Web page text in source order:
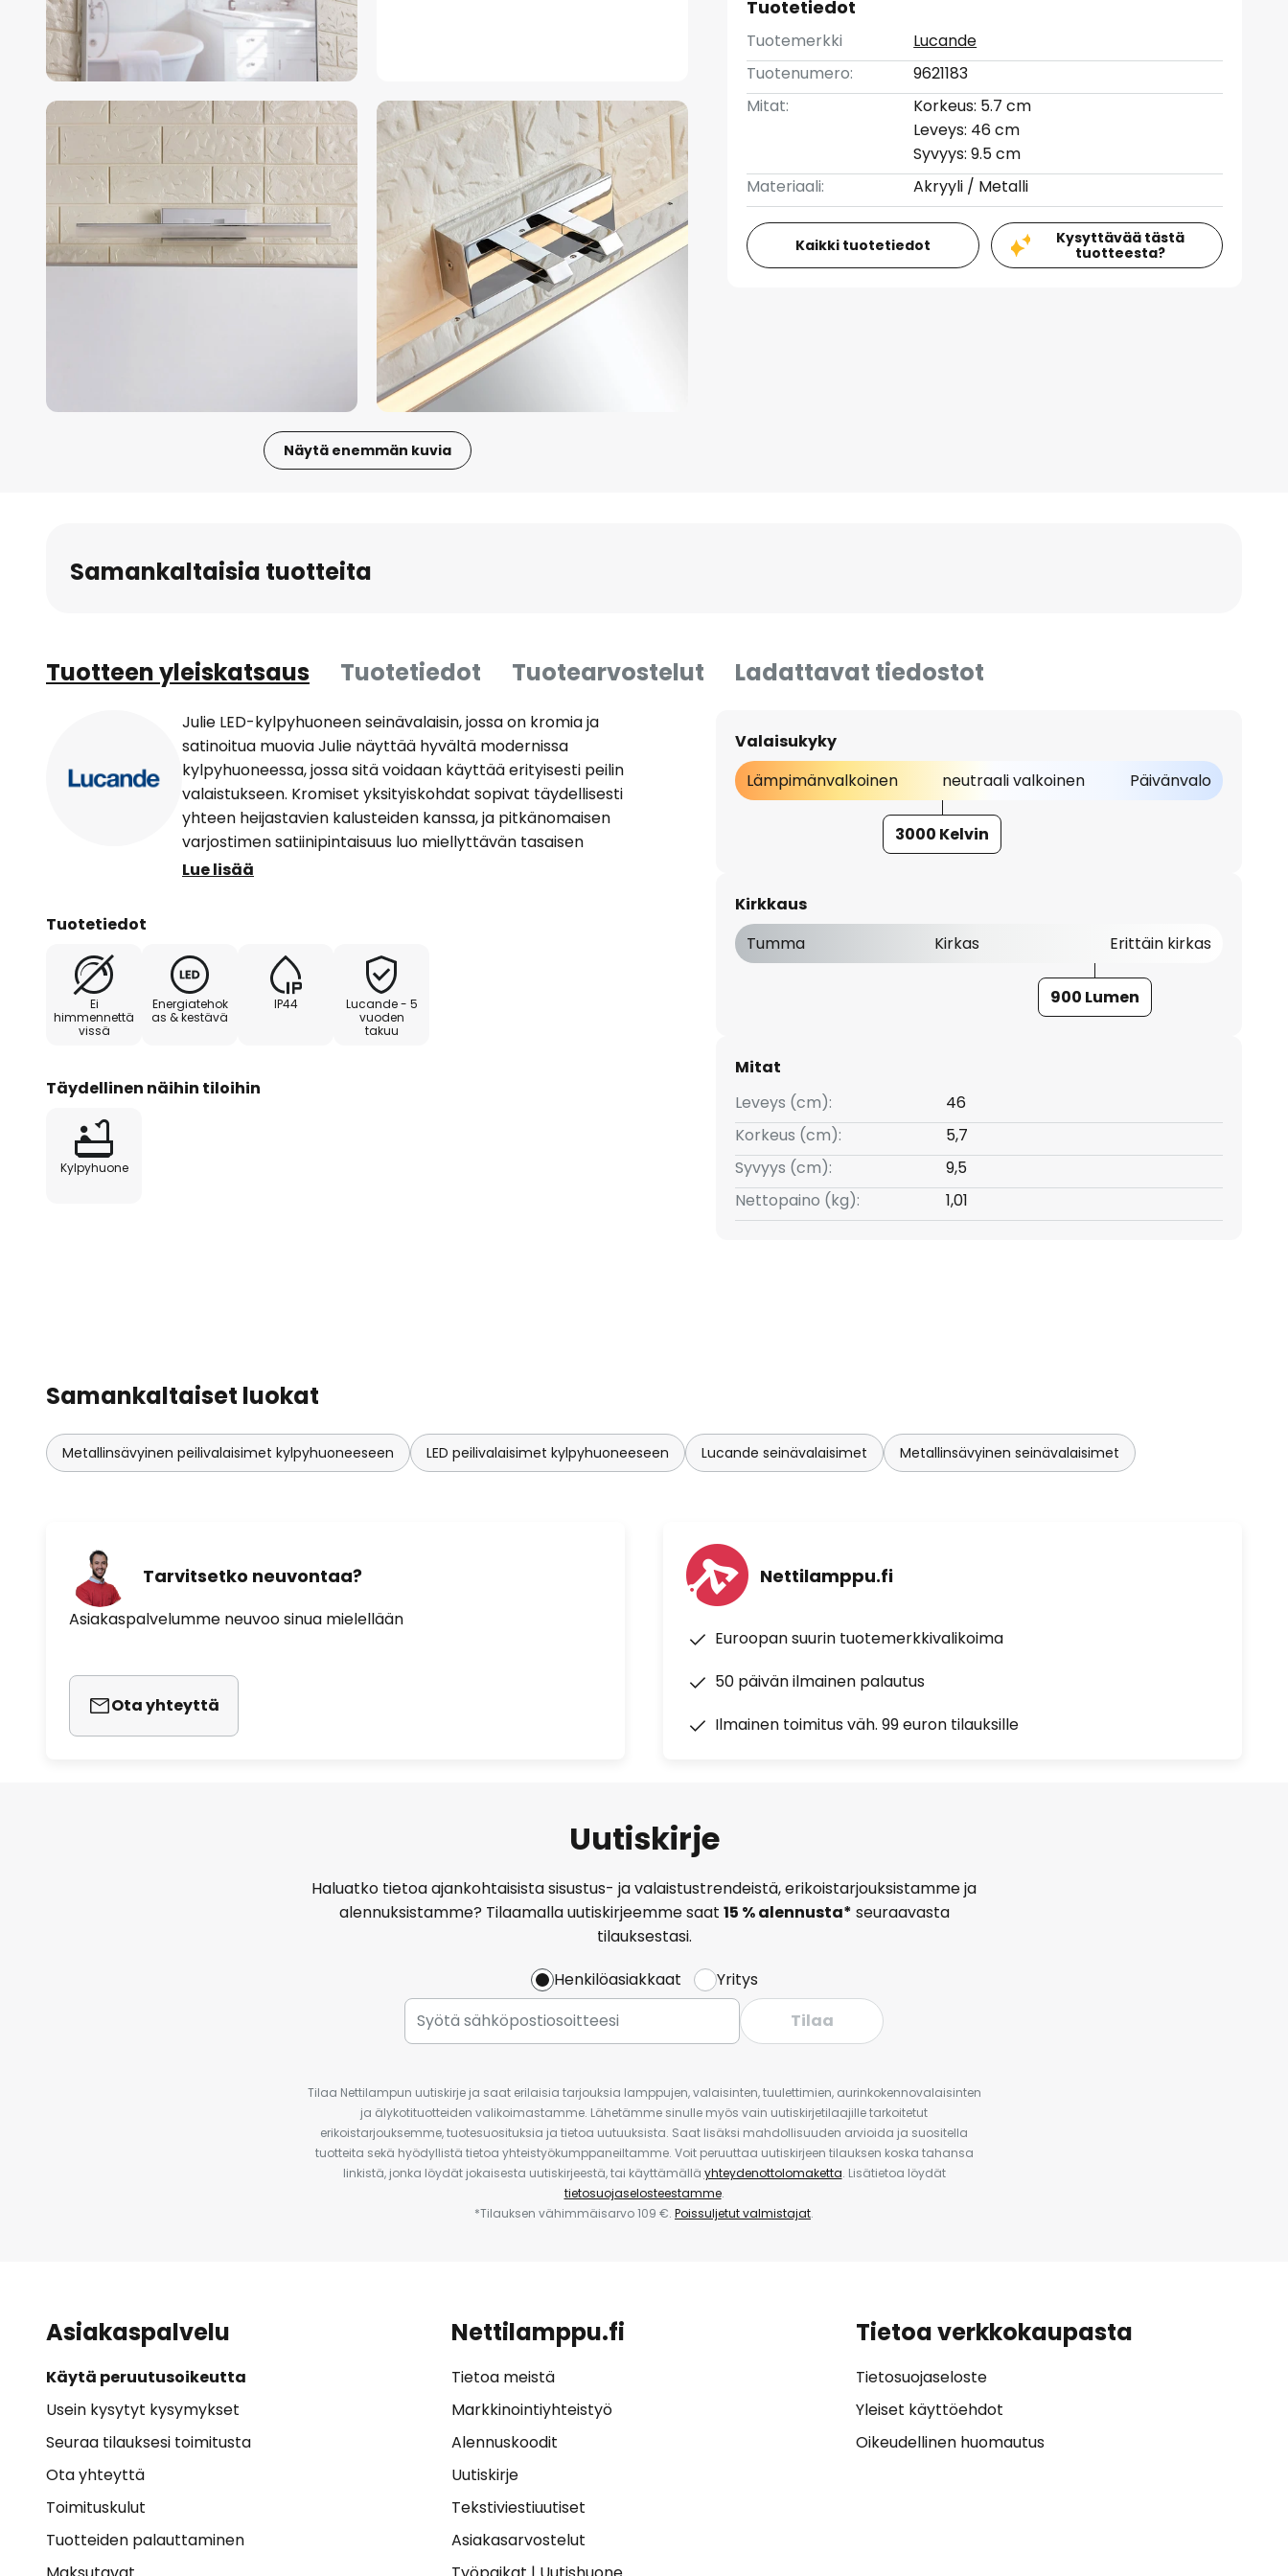
Näytä enemmän kuvia
Tuotetiedot
Tuotemerkki
Lucande
Tuotenumero:
9621183
Mitat:
Korkeus: 5.7 cm
Leveys: 46 cm
Syvyys: 9.5 cm
Materiaali:
Akryyli / Metalli
Kaikki tuotetiedot
Kysyttävää tästä
tuotteesta?
Samankaltaisia tuotteita
Tuotteen yleiskatsaus Tuotetiedot Tuotearvostelut Ladattavat tiedostot
Julie LED-kylpyhuoneen seinävalaisin, jossa on kromia ja
satinoitua muovia Julie näyttää hyvältä modernissa
kylpyhuoneessa, jossa sitä voidaan käyttää erityisesti peilin
valaistukseen. Kromiset yksityiskohdat sopivat täydellisesti
yhteen heijastavien kalusteiden kanssa, ja pitkänomaisen
varjostimen satiinipintaisuus luo miellyttävän tasaisen
valonjakautuman. LED-kylpyhuoneen seinävalaisin tekee
Lue lisää
Tuotetiedot
Ei
himmennettä
vissä
Energiatehok
as & kestävä
IP44
Lucande - 5
vuoden
takuu
Täydellinen näihin tiloihin
Kylpyhuone
Valaisukyky
Lämpimänvalkoinen
neutraali valkoinen Päivänvalo
3000 Kelvin
Kirkkaus
Tumma
Kirkas Erittäin kirkas
900 Lumen
Mitat
Leveys (cm):
46
Korkeus (cm):
5,7
Syvyys (cm):
9,5
Nettopaino (kg):
1,01
Samankaltaiset luokat
Metallinsävyinen peilivalaisimet kylpyhuoneeseen LED peilivalaisimet kylpyhuoneeseen Lucande seinävalaisimet Metallinsävyinen seinävalaisimet
Tarvitsetko neuvontaa?
Asiakaspalvelumme neuvoo sinua mielellään
Ota yhteyttä
Nettilamppu.fi
Euroopan suurin tuotemerkkivalikoima
50 päivän ilmainen palautus
Ilmainen toimitus väh. 99 euron tilauksille
Uutiskirje
Haluatko tietoa ajankohtaisista sisustus- ja valaistustrendeistä, erikoistarjouksistamme ja
alennuksistamme? Tilaamalla uutiskirjeemme saat 15 % alennusta* seuraavasta
tilauksestasi.
Henkilöasiakkaat
Yritys
Tilaa
Tilaa Nettilampun uutiskirje ja saat erilaisia tarjouksia lamppujen, valaisinten, tuulettimien, aurinkokennovalaisinten
ja älykotituotteiden valikoimastamme. Lähetämme sinulle myös vain uutiskirjetilaajille tarkoitetut
erikoistarjouksemme, tuotesuosituksia ja tietoa uutuuksista. Saat lisäksi mahdollisuuden arvioida ja suositella
tuotteita sekä hyödyllistä tietoa yhteistyökumppaneiltamme. Voit peruuttaa uutiskirjeen tilauksen koska tahansa
linkistä, jonka löydät jokaisesta uutiskirjeestä, tai käyttämällä yhteydenottolomaketta. Lisätietoa löydät
tietosuojaselosteestamme.
*Tilauksen vähimmäisarvo 109 €. Poissuljetut valmistajat.
Asiakaspalvelu
Käytä peruutusoikeutta
Usein kysytyt kysymykset
Seuraa tilauksesi toimitusta
Ota yhteyttä
Toimituskulut
Tuotteiden palauttaminen
Nettilamppu.fi
Tietoa meistä
Markkinointiyhteistyö
Alennuskoodit
Uutiskirje
Tekstiviestiuutiset
Asiakasarvostelut
Tietoa verkkokaupasta
Tietosuojaseloste
Yleiset käyttöehdot
Oikeudellinen huomautus